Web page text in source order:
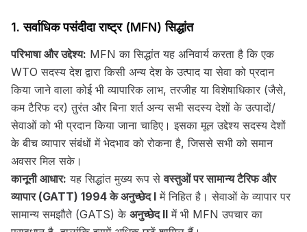
1. सर्वाधिक पसंदीदा राष्ट्र (MFN) सिद्धांत
परिभाषा और उद्देश्य: MFN का सिद्धांत यह अनिवार्य करता है कि एक
WTO सदस्य देश द्वारा किसी अन्य देश के उत्पाद या सेवा को प्रदान
किया जाने वाला कोई भी व्यापारिक लाभ, तरजीह या विशेषाधिकार (जैसे,
कम टैरिफ दर) तुरंत और बिना शर्त अन्य सभी सदस्य देशों के उत्पादों/
सेवाओं को भी प्रदान किया जाना चाहिए। इसका मूल उद्देश्य सदस्य देशों
के बीच व्यापार संबंधों में भेदभाव को रोकना है, जिससे सभी को समान
अवसर मिल सके।
कानूनी आधार: यह सिद्धांत मुख्य रूप सेवस्तुओं पर सामान्य टैरिफ और
व्यापार (GATT) 1994 के अनुच्छेद I में निहित है। सेवाओं के व्यापार पर
सामान्य समझौते (GATS) के अनुच्छेद II में भी MFN उपचार का